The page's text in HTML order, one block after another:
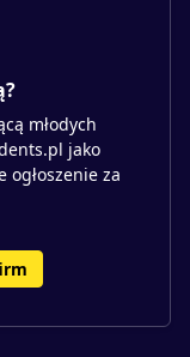
młodych
jako
za